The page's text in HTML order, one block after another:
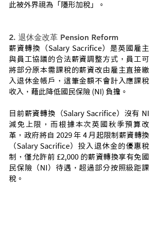
此被外界視為「隱形加稅」。
2. 退休金改革 Pension Reform
薪資轉換（Salary Sacrifice）是英國雇主
與員工協議的合法薪資調整方式，員工可
將部分原本需課稅的薪資改由雇主直接繳
入退休金帳戶，這筆金額不會計入應課稅
收入，藉此降低國民保險 (NI) 負擔。
目前薪資轉換（Salary Sacrifice）沒有 NI
減免上限，而根據本次英國秋季預算改
革，政府將自 2029 年 4 月起限制薪資轉換
（Salary Sacrifice）投入退休金的優惠稅
制，僅允許前 £2,000 的薪資轉換享有免國
民保險（NI）待遇，超過部分按照級距課
稅。